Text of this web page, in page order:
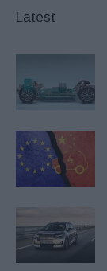
Latest